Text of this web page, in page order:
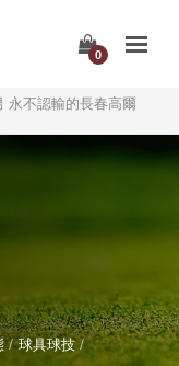
0
永不認輸的長春高爾
球具球技